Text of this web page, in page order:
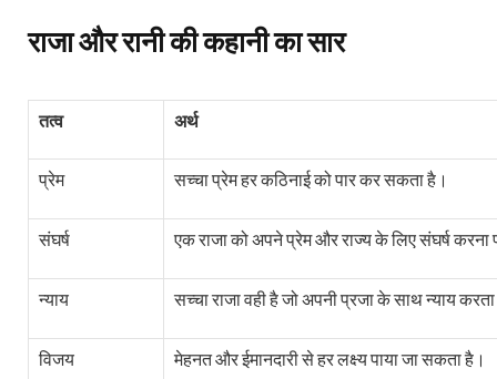
राजा और रानी की कहानी का सार
तत्व अर्थ
प्रेम सच्चा प्रेम हर कठिनाई को पार कर सकता है।
संघर्ष एक राजा को अपने प्रेम और राज्य के लिए संघर्ष करना
न्याय सच्चा राजा वही है जो अपनी प्रजा के साथ न्याय
विजय मेहनत और ईमानदारी से हर लक्ष्य पाया जा सकता है।